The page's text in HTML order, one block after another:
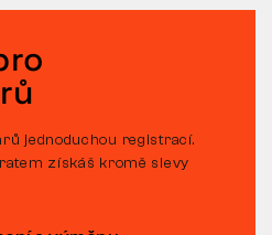
jednoduchou registrací.
získáš kromě slevy